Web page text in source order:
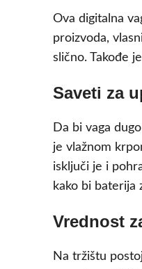
Ova digitalna
proizvoda,
slično. Takođe
Saveti za
Da bi vaga
je vlažnom
isključi je i
kako bi baterija
Vrednost
Na tržištu